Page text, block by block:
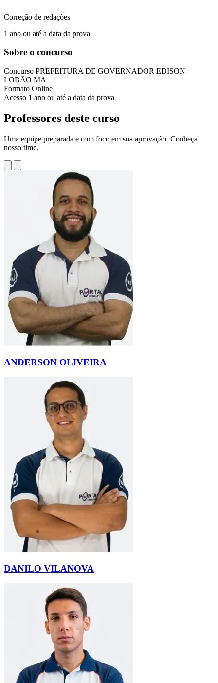
Correção de redações
1 ano ou até a data da prova
Sobre o concurso
Concurso PREFEITURA DE GOVERNADOR EDISON
LOBÃO MA
Formato Online
Acesso 1 ano ou até a data da prova
Professores deste curso
Uma equipe preparada e com foco em sua aprovação. Conheça
nosso time.
ANDERSON OLIVEIRA
DANILO VILANOVA